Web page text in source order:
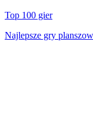
Top 100 gier
Najlepsze gry